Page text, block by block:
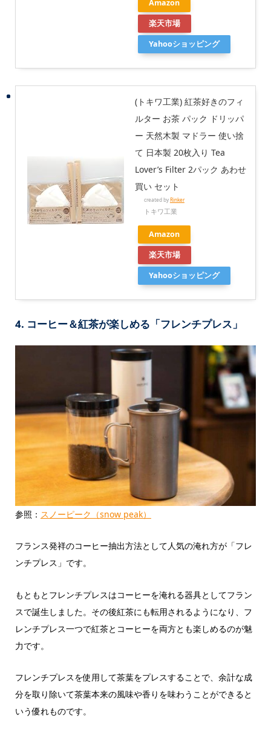
Amazon
楽天市場
Yahooショッピング
(トキワ工業) 紅茶好きのフィ
ルター お茶 パック ドリッパ
ー 天然木製 マドラー 使い捨
て 日本製 20枚入り Tea
Lover’s Filter 2パック あわせ
買い セット
created byRinker
トキワ工業
Amazon
楽天市場
Yahooショッピング
4. コーヒー＆紅茶が楽しめる「フレンチプレス」
参照： スノーピーク（snow peak）
フランス発祥のコーヒー抽出方法として人気の淹れ方が「フレ
ンチプレス」です。
もともとフレンチプレスはコーヒーを淹れる器具としてフラン
スで誕生しました。その後紅茶にも転用されるようになり、フ
レンチプレス一つで紅茶とコーヒーを両方とも楽しめるのが魅
力です。
フレンチプレスを使用して茶葉をプレスすることで、余計な成
分を取り除いて茶葉本来の風味や香りを味わうことができると
いう優れものです。